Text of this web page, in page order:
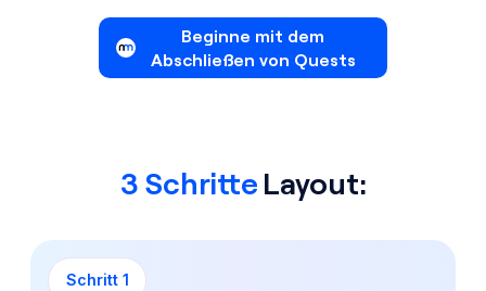
Beginne mit dem
Abschließen von Quests
3 Schritte Layout:
Schritt 1